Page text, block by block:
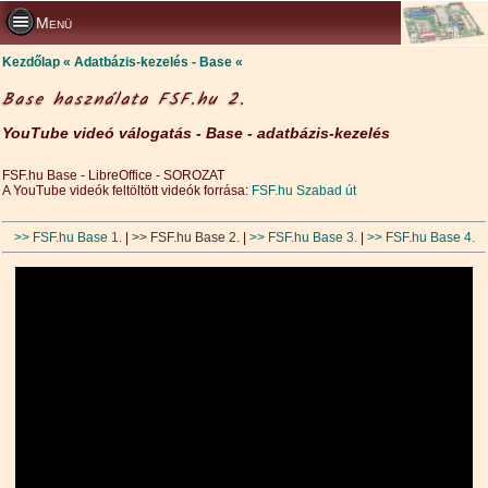
Menü
Kezdőlap Adatbázis-kezelés - Base
Base használata FSF.hu 2.
YouTube videó válogatás - Base - adatbázis-kezelés
FSF.hu Base - LibreOffice - SOROZAT
A YouTube videók feltöltött videók forrása: FSF.hu Szabad út
>> FSF.hu Base 1. >> FSF.hu Base 2. >> FSF.hu Base 3. >> FSF.hu Base 4.